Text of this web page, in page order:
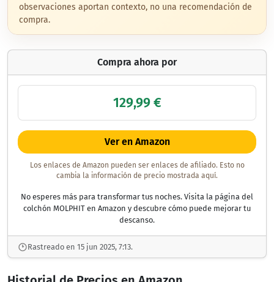
observaciones aportan contexto, no una recomendación de
compra.
Compra ahora por
129,99 €
Ver en Amazon
Los enlaces de Amazon pueden ser enlaces de afiliado. Esto no
cambia la información de precio mostrada aquí.
No esperes más para transformar tus noches. Visita la página del
colchón MOLPHIT en Amazon y descubre cómo puede mejorar tu
descanso.
Rastreado en 15 jun 2025, 7:13.